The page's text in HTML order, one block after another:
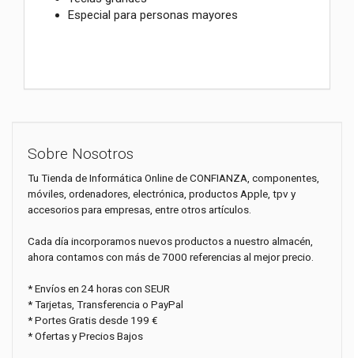
Especial para personas mayores
Sobre Nosotros
Tu Tienda de Informática Online de CONFIANZA, componentes,
móviles, ordenadores, electrónica, productos Apple, tpv y
accesorios para empresas, entre otros artículos.
Cada día incorporamos nuevos productos a nuestro almacén,
ahora contamos con más de 7000 referencias al mejor precio.
* Envíos en 24 horas con SEUR
* Tarjetas, Transferencia o PayPal
* Portes Gratis desde 199 €
* Ofertas y Precios Bajos